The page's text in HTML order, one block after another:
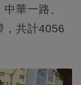
華一路、
，共計4056